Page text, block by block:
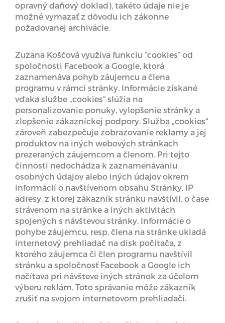
opravný daňový doklad), takéto údaje nie je
možné vymazať z dôvodu ich zákonne
požadovanej archivácie.
Zuzana Koščová využíva funkciu “cookies” od
spoločnosti Facebook a Google, ktorá
zaznamenáva pohyb záujemcu a člena
programu v rámci stránky. Informácie získané
vďaka službe „cookies“ slúžia na
personalizovanie ponuky, vylepšenie stránky a
zlepšenie zákazníckej podpory. Služba „cookies“
zároveň zabezpečuje zobrazovanie reklamy a jej
produktov na iných webových stránkach
prezeraných záujemcom a členom. Pri tejto
činnosti nedochádza k zaznamenávaniu
osobných údajov alebo iných údajov okrem
informácií o navštívenom obsahu Stránky, IP
adresy, z ktorej zákazník stránku navštívil, o čase
strávenom na stránke a iných aktivitách
spojených s návštevou stránky. Informácie o
pohybe záujemcu, resp. člena na stránke ukladá
internetový prehliadač na disk počítača, z
ktorého záujemca či člen programu navštívil
stránku a spoločnosť Facebook a Google ich
načítava pri návšteve iných stránok za účelom
výberu reklám. Toto správanie môže zákazník
zrušiť na svojom internetovom prehliadači.